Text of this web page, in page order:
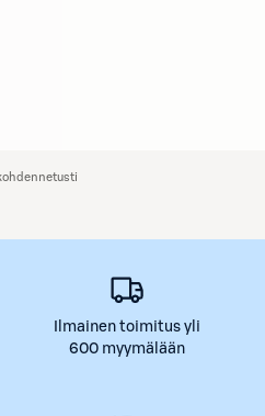
Ilmainen toimitus yli
600 myymälään